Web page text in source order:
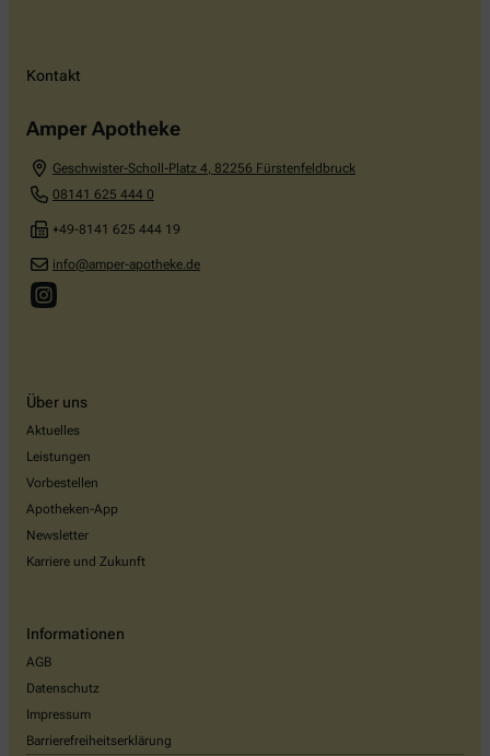
Kontakt
Amper Apotheke
Geschwister-Scholl-Platz 4, 82256 Fürstenfeldbruck
08141 625 444 0
+49-8141 625 444 19
info@amper-apotheke.de
Über uns
Aktuelles
Leistungen
Vorbestellen
Apotheken-App
Newsletter
Karriere und Zukunft
Informationen
AGB
Datenschutz
Impressum
Barrierefreiheitserklärung